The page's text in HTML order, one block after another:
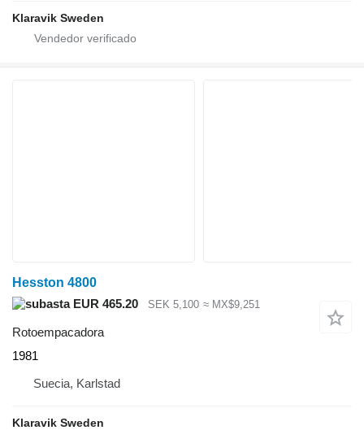
Klaravik Sweden
Hesston 4800
EUR 465.20
SEK 5,100 ≈ MX$9,251
Rotoempacadora
1981
Suecia, Karlstad
Klaravik Sweden